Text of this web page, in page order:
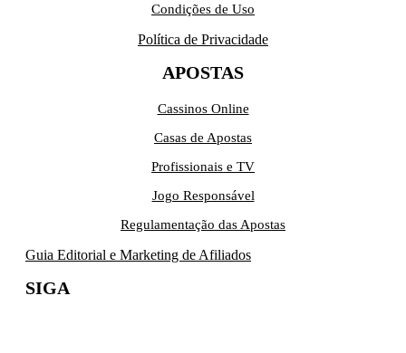
Condições de Uso
Política de Privacidade
APOSTAS
Cassinos Online
Casas de Apostas
Profissionais e TV
Jogo Responsável
Regulamentação das Apostas
Guia Editorial e Marketing de Afiliados
SIGA